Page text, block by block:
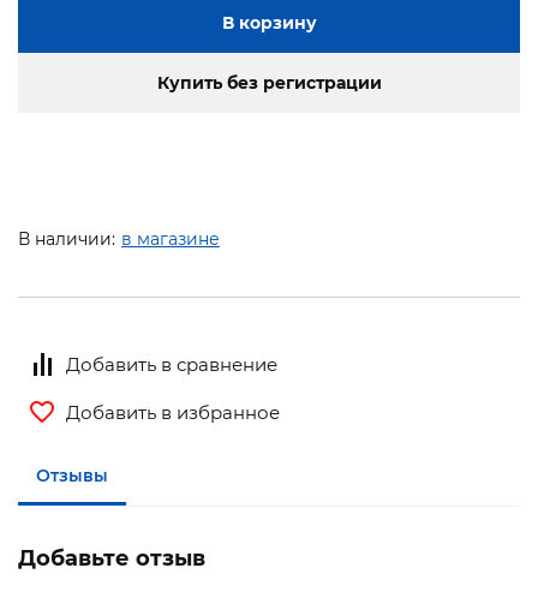
В корзину
Купить без регистрации
В наличии: в магазине
Добавить в сравнение
Добавить в избранное
Отзывы
Добавьте отзыв